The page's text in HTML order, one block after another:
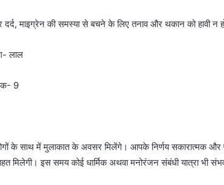
दर्द, माइग्रेन की समस्या से बचने के लिए तनाव और थकान को हावी न
लाल
9
के साथ में मुलाकात के अवसर मिलेंगे। आपके निर्णय सकारात्मक और
मिलेगी। इस समय कोई धार्मिक अथवा मनोरंजन संबंधी यात्रा भी